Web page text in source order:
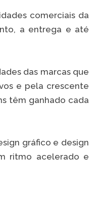
comerciais da
a entrega e até
das marcas que
e pela crescente
têm ganhado cada
gráfico e design
ritmo acelerado e